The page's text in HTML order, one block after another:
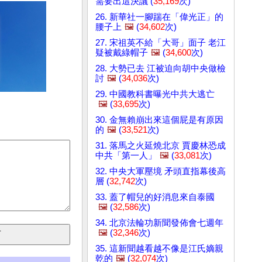
26. 新華社一腳踹在「偉光正」的
腰子上 🖼️ (34,602次)
27. 宋祖英不給「大哥」面子 老江
疑被戴綠帽子 🖼️ (34,600次)
28. 大勢已去 江被迫向胡中央做檢
討 🖼️ (34,036次)
29. 中國教科書曝光中共大逃亡
🖼️ (33,695次)
30. 金無賴崩出來這個屁是有原因
的 🖼️ (33,521次)
31. 落馬之火延燒北京 賈慶林恐成
中共「第一人」
🖼️ (33,081次)
32. 中央大軍壓境 矛頭直指幕後高
層 (32,742次)
33. 蓋了帽兒的好消息來自泰國
🖼️ (32,586次)
34. 北京法輪功新聞發佈會七週年
🖼️ (32,346次)
35. 這新聞越看越不像是江氏嫡親
乾的 🖼️ (32,074次)